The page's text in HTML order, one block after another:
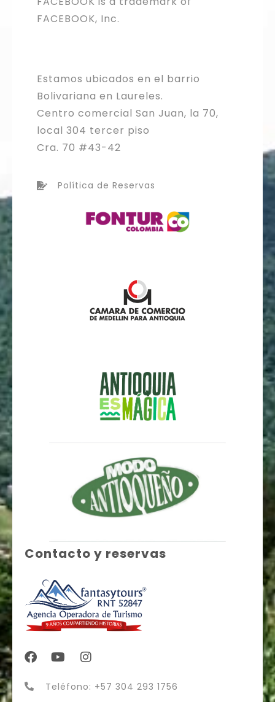
FACEBOOK, Inc.
Estamos ubicados en el barrio
Bolivariana en Laureles.
Centro comercial San Juan, la 70,
local 304 tercer piso
Cra. 70 #43-42
Política de Reservas
Contacto y reservas
Teléfono: +57 304 293 1756